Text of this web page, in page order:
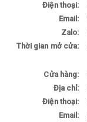
Điện thoại:
Email:
Zalo:
Thời gian mở cửa:
Cửa hàng:
Địa chỉ:
Điện thoại:
Email: